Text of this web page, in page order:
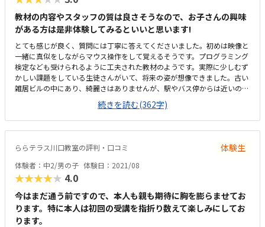
教材の内容やスタッフの質は良さそうなので、お子さんの興味
がある方は是非体験してみるといいと思います!
とても感じが良く、質問には丁寧に答えてくださいました。初めは映像と
一緒に真似をしながらマウス操作をして覚えるそうです。プログラミング
検定なども受けられるように工夫された教材のようです。実際に少しむず
かしい課題をしている生徒さんがいて、将来の姿が想像できました。古い
雑居ビルの中にあり、綺麗さはありませんが、駅やバス停からは近いので
通いやすいとは思います普通だと思います。パソコンも一人ずつ机に用意
されていて、空いている席を使う形式です１回あたりの単価が高くて、ち
ょっと内容と見合わない気がしました。また一回1時間で足りるのかなと
疑問です。追加料金が発生しそうな気がしました。子供が楽しそうにやっ
もらえるコースもあるので、将来にも役に立ちそうだと思います
続きを読む(362字)
ららテラス川口教室の評判・口コミ 体験生
体験者：中2/男の子 体験日：2021/08
★★★★★ 4.0
今はまだ通う前ですので、本人も親も期待に胸を膨らませてお
ります。特に本人は初回の受講を指折り数えて楽しみにしてお
ります。